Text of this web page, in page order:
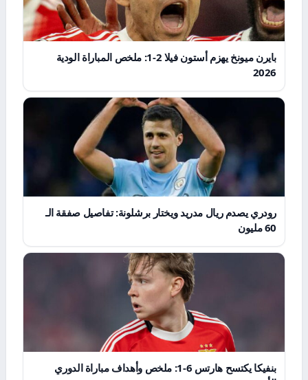
بايرن ميونخ يهزم أستون فيلا 2-1: ملخص المباراة الودية
2026
رودري يصدم ريال مدريد ويختار برشلونة: تفاصيل صفقة الـ
60 مليون
بنفيكا يكتسح هارتس 6-1: ملخص وأهداف مباراة الدوري